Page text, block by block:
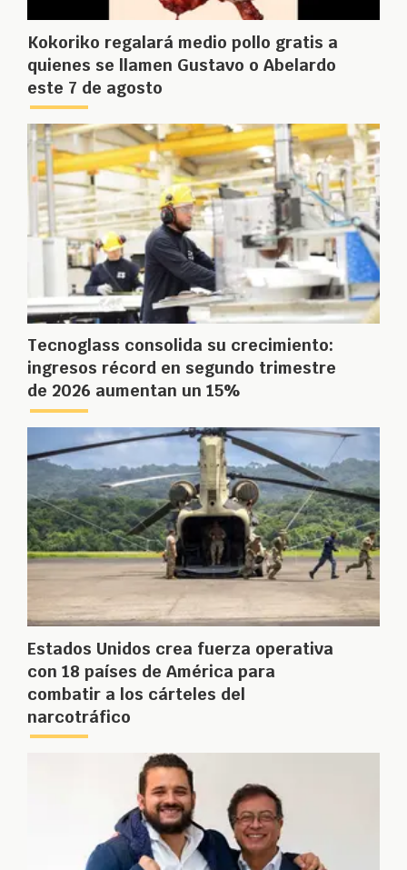
Kokoriko regalará medio pollo gratis a
quienes se llamen Gustavo o Abelardo
este 7 de agosto
Tecnoglass consolida su crecimiento:
ingresos récord en segundo trimestre
de 2026 aumentan un 15%
Estados Unidos crea fuerza operativa
con 18 países de América para
combatir a los cárteles del
narcotráfico